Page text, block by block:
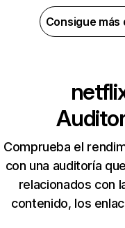
Consigue
Comprueba el
con una auditoría
relacionados con
contenido, los